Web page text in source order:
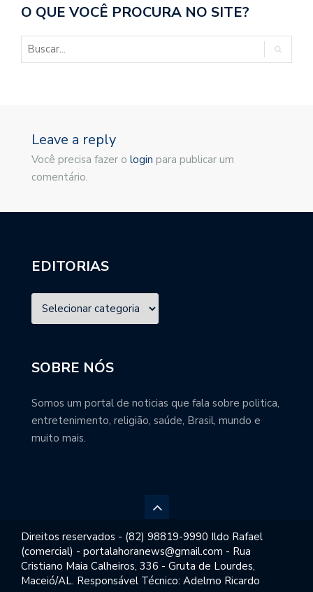
O QUE VOCÊ PROCURA NO SITE?
Leave a reply
Você precisa fazer o login para publicar um
comentário.
EDITORIAS
SOBRE NÓS
Somos um portal de noticias que fala sobre politica,
entretenimento, religião, saúde, Brasil, mundo e
muito mais.
Direitos reservados - (82) 98819-9990 Ildo Rafael
(comercial) - portalahoranews@gmail.com - Rua
Cristiano Maia Calheiros, 336 - Gruta de Lourdes,
Maceió/AL. Responsável Técnico: Adelmo Ricardo